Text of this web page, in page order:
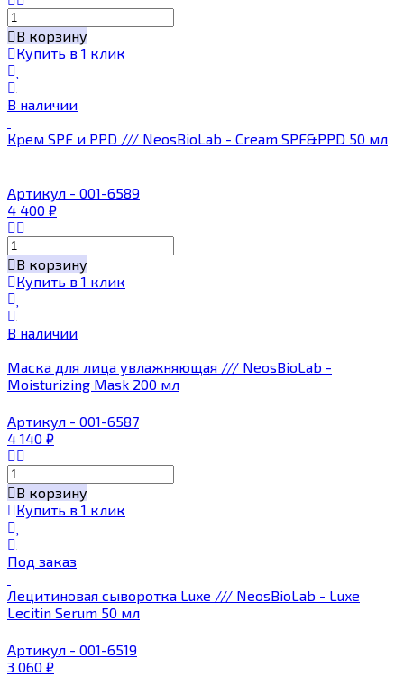
В корзину
Купить в 1 клик
В наличии
Крем SPF и PPD /// NeosBioLab - Cream SPF&PPD 50 мл
Артикул - 001-6589
4 400 ₽
В корзину
Купить в 1 клик
В наличии
Маска для лица увлажняющая /// NeosBioLab -
Moisturizing Mask 200 мл
Артикул - 001-6587
4 140 ₽
В корзину
Купить в 1 клик
Под заказ
Лецитиновая сыворотка Luxe /// NeosBioLab - Luxe
Lecitin Serum 50 мл
Артикул - 001-6519
3 060 ₽